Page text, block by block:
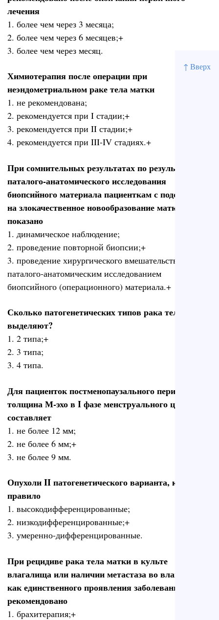
↑ Вверх
лечения
1. более чем через 3 месяца;
2. более чем через 6 месяцев;+
3. более чем через месяц.
Химиотерапия после операции при
неэндометриальном раке тела матки
1. не рекомендована;
2. рекомендуется при I стадии;+
3. рекомендуется при II стадии;+
4. рекомендуется при III-IV стадиях.+
При сомнительных результатах по результатам
паталого-анатомического исследования
биопсийного материала пациенткам с подозрением
на злокачественное новообразование матки
показано
1. динамическое наблюдение;
2. проведение повторной биопсии;+
3. проведение хирургического вмешательства с
паталого-анатомическим исследованием
биопсийного (операционного) материала.+
Сколько патогенетических типов рака тела матки
выделяют?
1. 2 типа;+
2. 3 типа;
3. 4 типа.
Для пациенток постменопаузального периодов
толщина М-эхо в I фазе менструального цикла
составляет
1. не более 12 мм;
2. не более 6 мм;+
3. не более 9 мм.
Опухоли II патогенетического варианта, как
правило
1. высокодифференцированные;
2. низкодифференцированные;+
3. умеренно-дифференцированные.
При рецидиве рака тела матки в культе
влагалища или наличии метастаза во влагалище
как единственного проявления заболевания
рекомендовано
1. брахитерапия;+